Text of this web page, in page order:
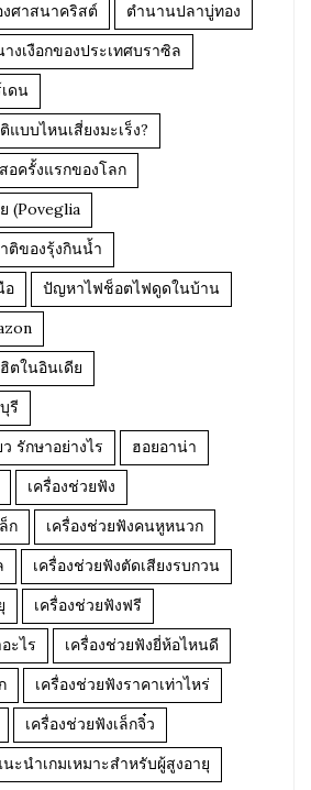
ศาสนาคริสต์
ตำนานปลาบู่ทอง
างเงือกของประเทศบราซิล
ดน
บบไหนเสี่ยงมะเร็ง?
ครั้งแรกของโลก
(Poveglia
ติของรุ้งกินน้ำ
อ
ปัญหาไฟช็อตไฟดูดในบ้าน
ตในอินเดีย
รี
รักษาอย่างไร
ฮอยอาน่า
เครื่องช่วยฟัง
ก
เครื่องช่วยฟังคนหูหนวก
เครื่องช่วยฟังตัดเสียงรบกวน
เครื่องช่วยฟังฟรี
ะไร
เครื่องช่วยฟังยี่ห้อไหนดี
เครื่องช่วยฟังราคาเท่าไหร่
เครื่องช่วยฟังเล็กจิ๋ว
นะนำเกมเหมาะสำหรับผู้สูงอายุ